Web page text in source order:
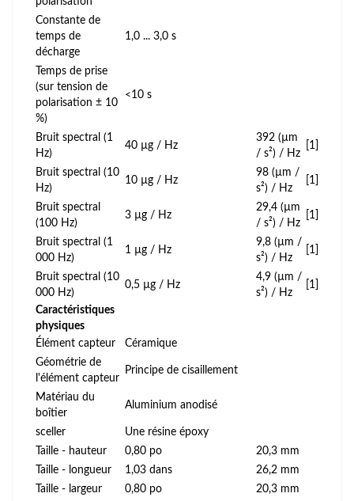
Constante de
temps de
décharge
1,0 ... 3,0 s
Temps de prise
(sur tension de
polarisation ± 10
%)
<10 s
Bruit spectral (1
Hz)
40 µg / Hz
392 (µm
/ s²) / Hz
[1]
Bruit spectral (10
Hz)
10 µg / Hz
98 (µm /
s²) / Hz
[1]
Bruit spectral
(100 Hz)
3 µg / Hz
29,4 (µm
/ s²) / Hz
[1]
Bruit spectral (1
000 Hz)
1 µg / Hz
9,8 (µm /
s²) / Hz
[1]
Bruit spectral (10
000 Hz)
0,5 µg / Hz
4,9 (µm /
s²) / Hz
[1]
Caractéristiques
physiques
Élément capteur
Céramique
Géométrie de
l'élément capteur
Principe de cisaillement
Matériau du
boîtier
Aluminium anodisé
sceller
Une résine époxy
Taille - hauteur
0,80 po
20,3 mm
Taille - longueur
1,03 dans
26,2 mm
Taille - largeur
0,80 po 20,3 mm